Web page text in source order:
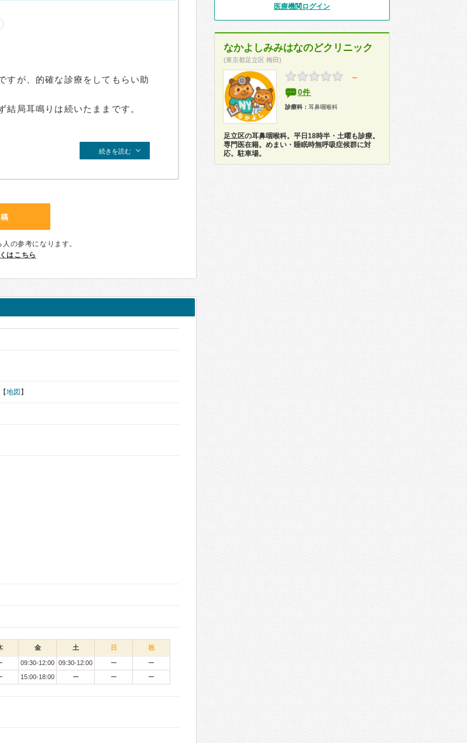
すが、的確な診療をしてもらい助
局耳鳴りは続いたままです。
続きを読む
の参考になります。
はこちら
地図 】
金 土 日 祝
09:30-12:00 09:30-12:00 ー
ー
15:00-18:00 ー ー ー
医療機関ログイン
なかよしみみはなのどクリニック
(東京都足立区 梅田)
－
0件
診療科： 耳鼻咽喉科
足立区の耳鼻咽喉科。平日18時半・土曜も診療。
専門医在籍。めまい・睡眠時無呼吸症候群に対
応。駐車場。